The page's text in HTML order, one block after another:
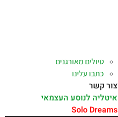
טיולים מאורגנים
כתבו עלינו
צור קשר
איטליה לנוסע העצמאי
Solo Dreams